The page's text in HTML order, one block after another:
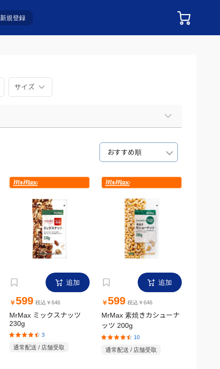
新規登録
サイズ
おすすめ順
追加
￥599 税込￥646
MrMax ミックスナッツ
230g
3
通常配送 / 店舗受取
追加
￥599 税込￥646
MrMax 素焼きカシューナ
ッツ 200g
10
通常配送 / 店舗受取